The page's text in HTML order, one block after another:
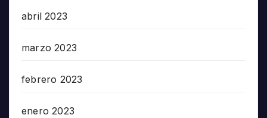
abril 2023
marzo 2023
febrero 2023
enero 2023